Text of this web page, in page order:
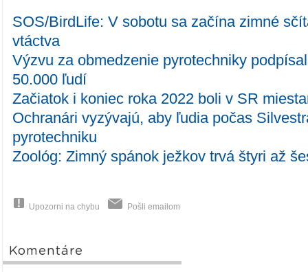
SOS/BirdLife: V sobotu sa začína zimné
vtáctva
Výzvu za obmedzenie pyrotechniky
50.000 ľudí
Začiatok i koniec roka 2022 boli v SR
Ochranári vyzývajú, aby ľudia počas
pyrotechniku
Zoológ: Zimný spánok ježkov trvá štyri až
Upozorni na chybu Pošli emailom
Komentáre